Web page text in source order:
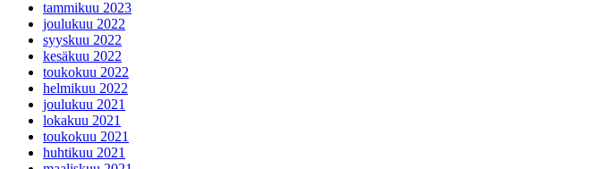
tammikuu 2023
joulukuu 2022
syyskuu 2022
kesäkuu 2022
toukokuu 2022
helmikuu 2022
joulukuu 2021
lokakuu 2021
toukokuu 2021
huhtikuu 2021